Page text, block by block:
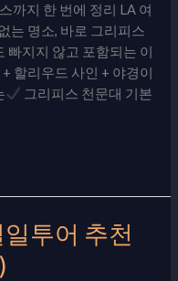
까지 한 번에 정리 LA 여
는 명소, 바로 그리피스
빠지지 않고 포함되는 이
할리우드 사인 + 야경이
그리피스 천문대 기본
투어 추천